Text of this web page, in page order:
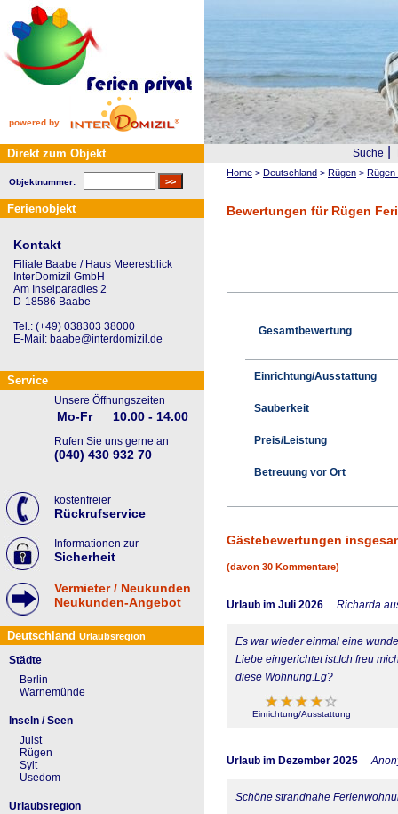
powered by
Suche
Home > Deutschland > Rügen > Rügen
Bewertungen für Rügen
Gesamtbewertung
Einrichtung/Ausstattung
Sauberkeit
Preis/Leistung
Betreuung vor Ort
Gästebewertungen
(davon 30 Kommentare)
Urlaub im Juli 2026 Richarda
Es war wieder einmal eine
Liebe eingerichtet ist.Ich freu
diese Wohnung.Lg?
Einrichtung/Ausstattung
Urlaub im Dezember 2025
Schöne strandnahe
Direkt zum Objekt
Objektnummer:
Ferienobjekt
Kontakt
Filiale Baabe / Haus Meeresblick
InterDomizil GmbH
Am Inselparadies 2
D-18586 Baabe
Tel.: (+49) 038303 38000
E-Mail: baabe@interdomizil.de
Service
Unsere Öffnungszeiten
Mo-Fr 10.00 - 14.00
Rufen Sie uns gerne an
(040) 430 932 70
kostenfreier
Rückrufservice
Informationen zur
Sicherheit
Vermieter / Neukunden
Neukunden-Angebot
Deutschland Urlaubsregion
Städte
Berlin
Warnemünde
Inseln / Seen
Juist
Rügen
Sylt
Usedom
Urlaubsregion